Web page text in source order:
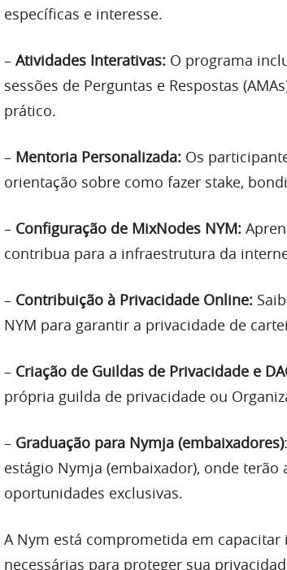
específicas e interesse.
– Atividades Interativas: O programa
sessões de Perguntas e Respostas
prático.
– Mentoria Personalizada: Os
orientação sobre como fazer stake,
– Configuração de MixNodes NYM:
contribua para a infraestrutura da
– Contribuição à Privacidade Online:
NYM para garantir a privacidade de
– Criação de Guildas de Privacidade e
própria guilda de privacidade ou
– Graduação para Nymja (embaixadores)
estágio Nymja (embaixador), onde terão
oportunidades exclusivas.
A Nym está comprometida em
necessárias para proteger sua